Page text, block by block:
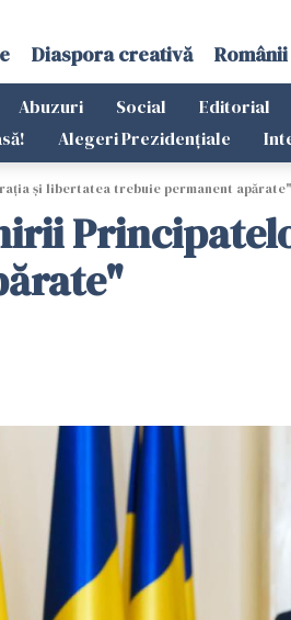
Diaspora creativă
Abuzuri Social Editorial
Alegeri Prezidențiale
şi libertatea trebuie permanent apărate"